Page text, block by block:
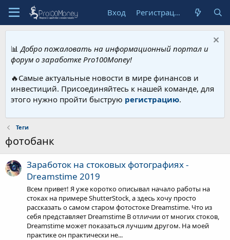
Вход Регистрация
📊 Добро пожаловать на информационный портал и
форум о заработке Pro100Money!
🔥Самые актуальные новости в мире финансов и
инвестиций. Присоединяйтесь к нашей команде, для
этого нужно пройти быструю регистрацию.
Теги
фотобанк
Заработок на стоковых фотографиях -
Dreamstime 2019
Всем привет! Я уже коротко описывал начало работы на
стоках на примере ShutterStock, а здесь хочу просто
рассказать о самом старом фотостоке Dreamstime. Что из
себя представляет Dreamstime В отличии от многих стоков,
Dreamstime может показаться лучшим другом. На моей
практике он практически не...